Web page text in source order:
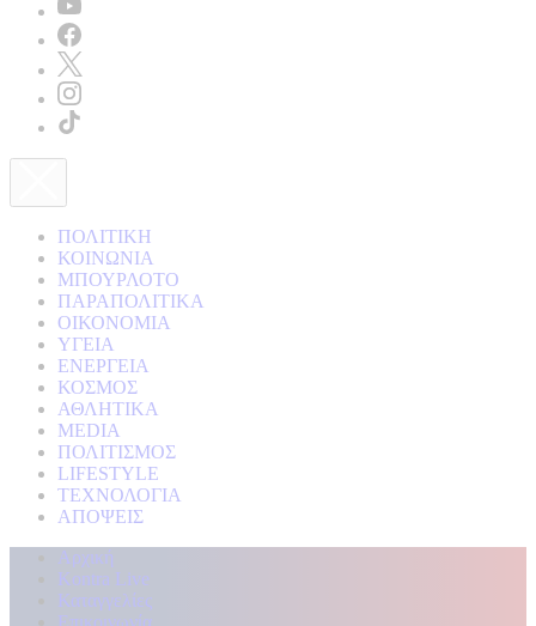
ΠΟΛΙΤΙΚΗ
ΚΟΙΝΩΝΙΑ
ΜΠΟΥΡΛΟΤΟ
ΠΑΡΑΠΟΛΙΤΙΚΑ
ΟΙΚΟΝΟΜΙΑ
ΥΓΕΙΑ
ΕΝΕΡΓΕΙΑ
ΚΟΣΜΟΣ
ΑΘΛΗΤΙΚΑ
MEDIA
ΠΟΛΙΤΙΣΜΟΣ
LIFESTYLE
ΤΕΧΝΟΛΟΓΙΑ
ΑΠΟΨΕΙΣ
Αρχική
Kontra Live
Καταγγελίες
Επικοινωνία